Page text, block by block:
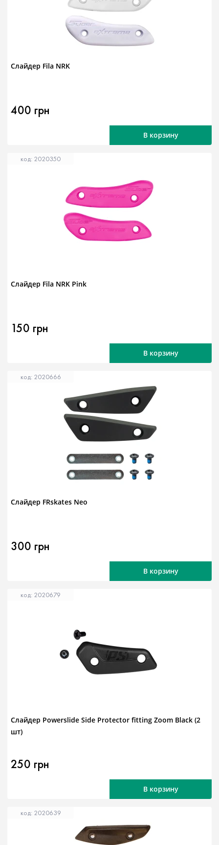
Слайдер Fila NRK
400 грн
В корзину
код: 2020350
Слайдер Fila NRK Pink
150 грн
В корзину
код: 2020666
Слайдер FRskates Neo
300 грн
В корзину
код: 2020679
Слайдер Powerslide Side Protector fitting Zoom Black (2
шт)
250 грн
В корзину
код: 2020639